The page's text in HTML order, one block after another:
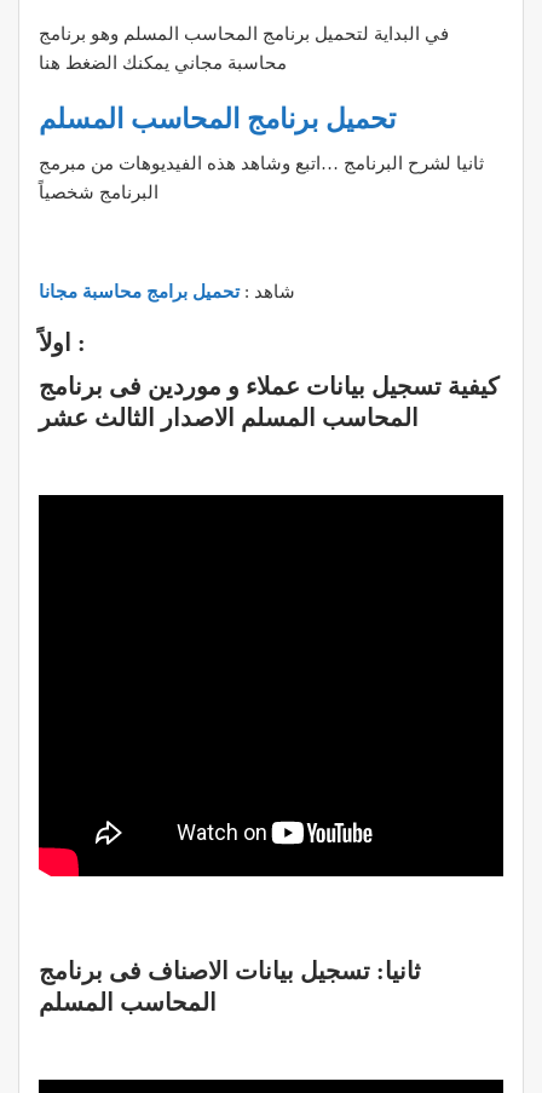
في البداية لتحميل برنامج المحاسب المسلم وهو برنامج
محاسبة مجاني يمكنك الضغط هنا
تحميل برنامج المحاسب المسلم
ثانيا لشرح البرنامج …اتبع وشاهد هذه الفيديوهات من مبرمج
البرنامج شخصياً
شاهد :
اولاً :
كيفية تسجيل بيانات عملاء و موردين فى برنامج
المحاسب المسلم الاصدار الثالث عشر
ثانيا: تسجيل بيانات الاصناف فى برنامج
المحاسب المسلم